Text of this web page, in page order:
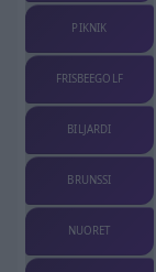
PIKNIK
FRISBEEGOLF
BILJARDI
BRUNSSI
NUORET